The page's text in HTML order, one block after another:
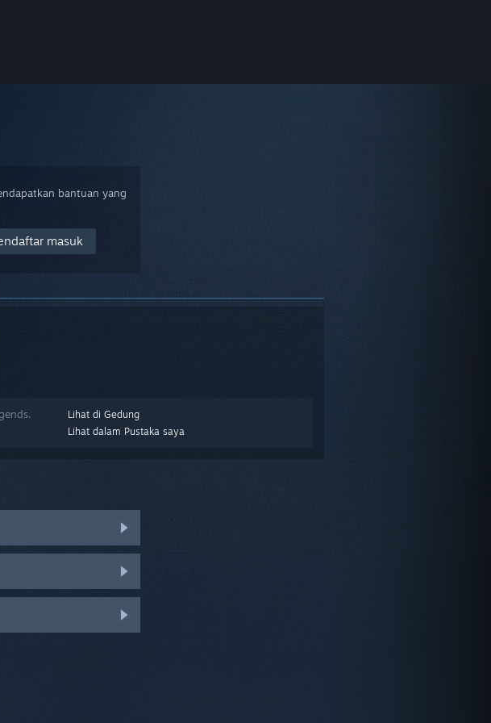
bantuan yang
masuk
Lihat di Gedung
Lihat dalam Pustaka saya